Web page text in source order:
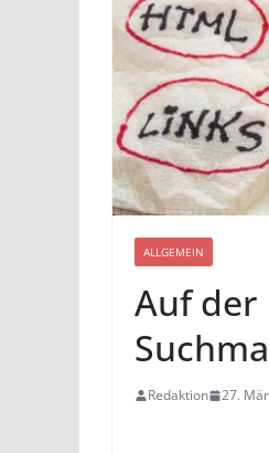
ALLGEMEIN
Auf der
Redaktion 27.